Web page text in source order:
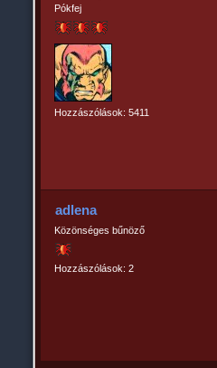
Pókfej
Hozzászólások: 5411
adlena
Közönséges bűnöző
Hozzászólások: 2